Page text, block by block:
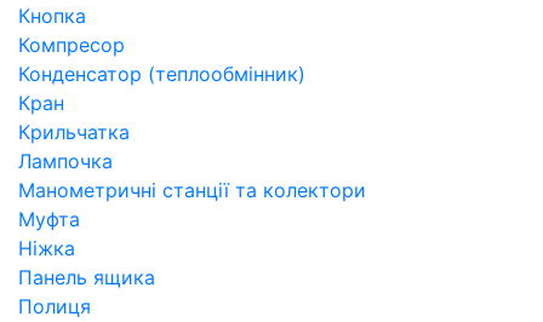
Кнопка
Компресор
Конденсатор (теплообмінник)
Кран
Крильчатка
Лампочка
Манометричні станції та колектори
Муфта
Ніжка
Панель ящика
Полиця